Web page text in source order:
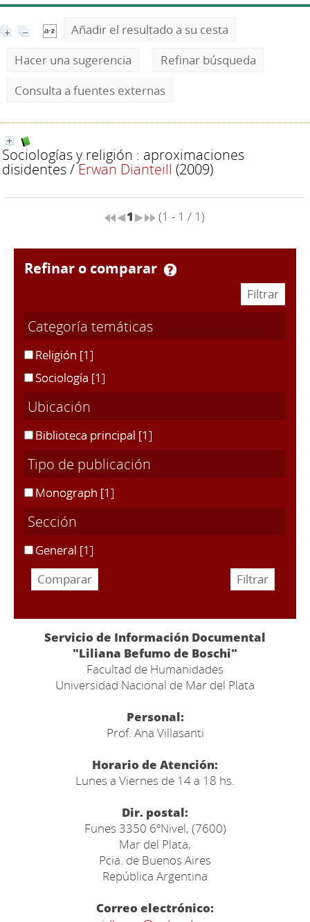
Añadir el resultado a su cesta
Hacer una sugerencia
Refinar búsqueda
Consulta a fuentes externas
Sociologías y religión : aproximaciones
disidentes/Erwan Dianteill (2009)
1 (1 - 1 / 1)
refinar o comparar
Categoría temáticas
Religión [1]
Sociología [1]
Ubicación
Biblioteca principal [1]
Tipo de publicación
Monograph [1]
Sección
General [1]
Servicio de Información Documental
"Liliana Befumo de Boschi"
Facultad de Humanidades
Universidad Nacional de Mar del Plata
Personal:
Prof. Ana Villasanti
Horario de Atención:
Lunes a Viernes de 14 a 18 hs.
Dir. postal:
Funes 3350 6ºNivel, (7600)
Mar del Plata,
Pcia. de Buenos Aires
República Argentina
Correo electrónico: